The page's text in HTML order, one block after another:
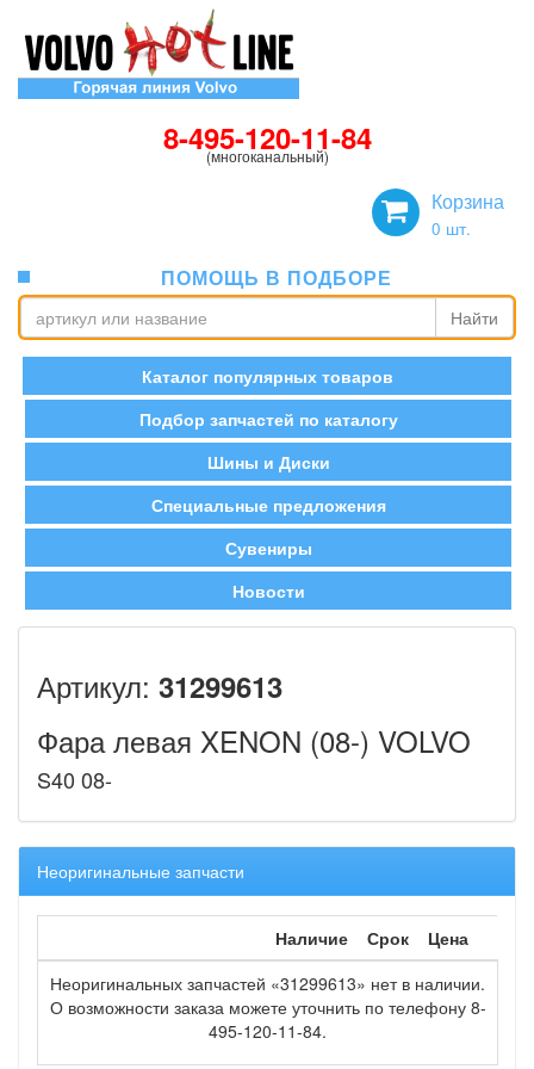
8-495-120-11-84
(многоканальный)
Корзина
0 шт.
ПОМОЩЬ В ПОДБОРЕ
Найти
Каталог популярных товаров
Подбор запчастей по каталогу
Шины и Диски
Специальные предложения
Сувениры
Новости
Артикул: 31299613
Фара левая XENON (08-) VOLVO
S40 08-
Неоригинальные запчасти
Наличие Срок
Цена
Неоригинальных запчастей «31299613» нет в наличии.
О возможности заказа можете уточнить по телефону 8-
495-120-11-84.